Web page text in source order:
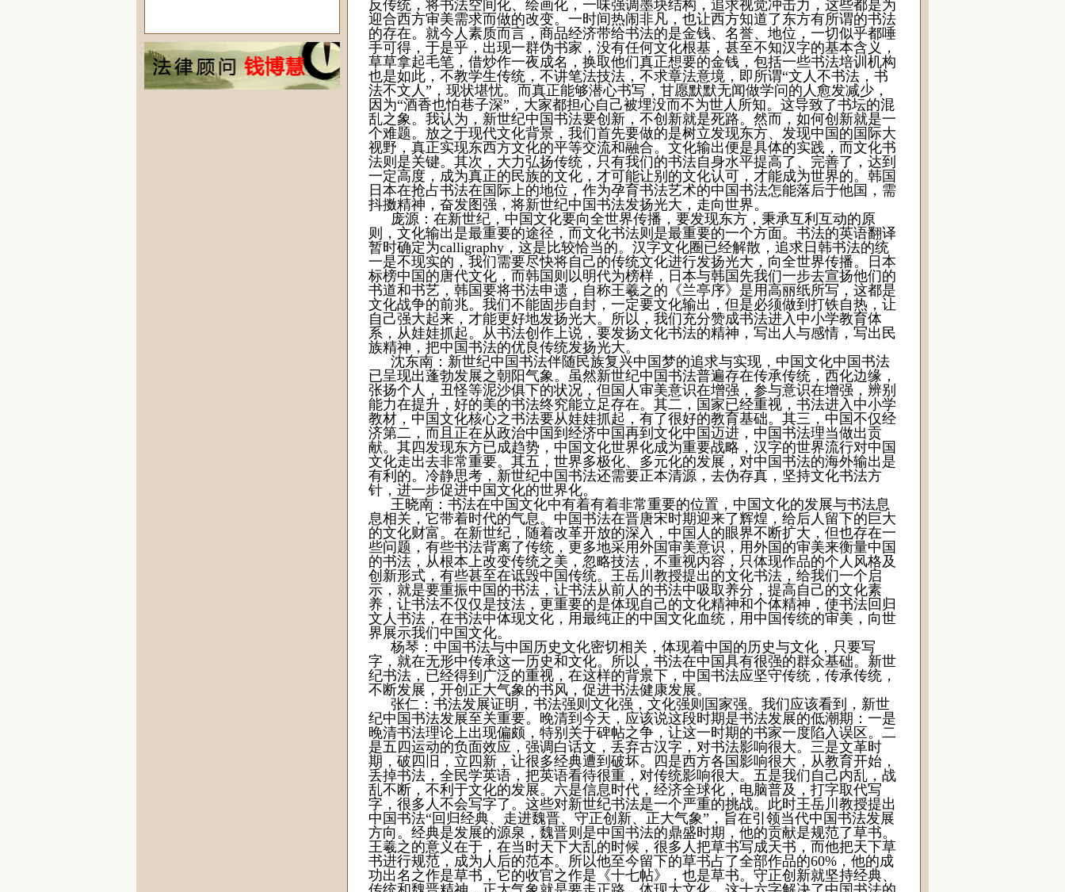
反传统，将书法空间化、绘画化，一味强调墨块结构，追求视觉冲击力，这些都是为
迎合西方审美需求而做的改变。一时间热闹非凡，也让西方知道了东方有所谓的书法
的存在。就今人素质而言，商品经济带给书法的是金钱、名誉、地位，一切似乎都唾
手可得，于是乎，出现一群伪书家，没有任何文化根基，甚至不知汉字的基本含义，
草草拿起毛笔，借炒作一夜成名，换取他们真正想要的金钱，包括一些书法培训机构
也是如此，不教学生传统，不讲笔法技法，不求章法意境，即所谓“文人不书法，书
法不文人”，现状堪忧。而真正能够潜心书写，甘愿默默无闻做学问的人愈发减少，
因为“酒香也怕巷子深”，大家都担心自己被埋没而不为世人所知。这导致了书坛的混
乱之象。我认为，新世纪中国书法要创新，不创新就是死路。然而，如何创新就是一
个难题。放之于现代文化背景，我们首先要做的是树立发现东方、发现中国的国际大
视野，真正实现东西方文化的平等交流和融合。文化输出便是具体的实践，而文化书
法则是关键。其次，大力弘扬传统，只有我们的书法自身水平提高了、完善了，达到
一定高度，成为真正的民族的文化，才可能让别的文化认可，才能成为世界的。韩国
日本在抢占书法在国际上的地位，作为孕育书法艺术的中国书法怎能落后于他国，需
抖擞精神，奋发图强，将新世纪中国书法发扬光大，走向世界。
庞源 ：在新世纪，中国文化要向全世界传播，要发现东方，秉承互利互动的原
则，文化输出是最重要的途径，而文化书法则是最重要的一个方面。书法的英语翻译
暂时确定为calligraphy ，这是比较恰当的。汉字文化圈已经解散，追求日韩书法的统
一是不现实的，我们需要尽快将自己的传统文化进行发扬光大，向全世界传播。日本
标榜中国的唐代文化，而韩国则以明代为榜样，日本与韩国先我们一步去宣扬他们的
书道和书艺，韩国要将书法申遗，自称王羲之的《兰亭序》是用高丽纸所写，这都是
文化战争的前兆。我们不能固步自封，一定要文化输出，但是必须做到打铁自热，让
自己强大起来，才能更好地发扬光大。所以，我们充分赞成书法进入中小学教育体
系，从娃娃抓起。从书法创作上说，要发扬文化书法的精神，写出人与感情，写出民
族精神，把中国书法的优良传统发扬光大。
沈东南 ：新世纪中国书法伴随民族复兴中国梦的追求与实现，中国文化中国书法
已呈现出蓬勃发展之朝阳气象。虽然新世纪中国书法普遍存在传承传统，西化边缘，
张扬个人，丑怪等泥沙俱下的状况，但国人审美意识在增强，参与意识在增强，辨别
能力在提升，好的美的书法终究能立足存在。其二，国家已经重视，书法进入中小学
教材，中国文化核心之书法要从娃娃抓起，有了很好的教育基础。其三，中国不仅经
济第二，而且正在从政治中国到经济中国再到文化中国迈进，中国书法理当做出贡
献。其四发现东方已成趋势，中国文化世界化成为重要战略，汉字的世界流行对中国
文化走出去非常重要。其五，世界多极化、多元化的发展，对中国书法的海外输出是
有利的。冷静思考，新世纪中国书法还需要正本清源，去伪存真，坚持文化书法方
针，进一步促进中国文化的世界化。
王晓南 ：书法在中国文化中有着有着非常重要的位置，中国文化的发展与书法息
息相关，它带着时代的气息。中国书法在晋唐宋时期迎来了辉煌，给后人留下的巨大
的文化财富。在新世纪，随着改革开放的深入，中国人的眼界不断扩大，但也存在一
些问题，有些书法背离了传统，更多地采用外国审美意识，用外国的审美来衡量中国
的书法，从根本上改变传统之美，忽略技法，不重视内容，只体现作品的个人风格及
创新形式，有些甚至在诋毁中国传统。王岳川教授提出的文化书法，给我们一个启
示，就是要重振中国的书法，让书法从前人的书法中吸取养分，提高自己的文化素
养，让书法不仅仅是技法，更重要的是体现自己的文化精神和个体精神，使书法回归
文人书法，在书法中体现文化，用最纯正的中国文化血统，用中国传统的审美，向世
界展示我们中国文化。
杨琴 ：中国书法与中国历史文化密切相关，体现着中国的历史与文化，只要写
字，就在无形中传承这一历史和文化。所以，书法在中国具有很强的群众基础。新世
纪书法，已经得到广泛的重视，在这样的背景下，中国书法应坚守传统，传承传统，
不断发展，开创正大气象的书风，促进书法健康发展。
张仁 ：书法发展证明，书法强则文化强，文化强则国家强。我们应该看到，新世
纪中国书法发展至关重要。晚清到今天，应该说这段时期是书法发展的低潮期：一是
晚清书法理论上出现偏颇，特别关于碑帖之争，让这一时期的书家一度陷入误区。二
是五四运动的负面效应，强调白话文，丢弃古汉字，对书法影响很大。三是文革时
期，破四旧，立四新，让很多经典遭到破坏。四是西方各国影响很大，从教育开始，
丢掉书法，全民学英语，把英语看待很重，对传统影响很大。五是我们自己内乱，战
乱不断，不利于文化的发展。六是信息时代，经济全球化，电脑普及，打字取代写
字，很多人不会写字了。这些对新世纪书法是一个严重的挑战。此时王岳川教授提出
中国书法“回归经典、走进魏晋、守正创新、正大气象”，旨在引领当代中国书法发展
方向。经典是发展的源泉，魏晋则是中国书法的鼎盛时期，他的贡献是规范了草书。
王羲之的意义在于，在当时天下大乱的时候，很多人把草书写成天书，而他把天下草
书进行规范，成为人后的范本。所以他至今留下的草书占了全部作品的60% ，他的成
功出名之作是草书，它的收官之作是《十七帖》，也是草书。守正创新就坚持经典、